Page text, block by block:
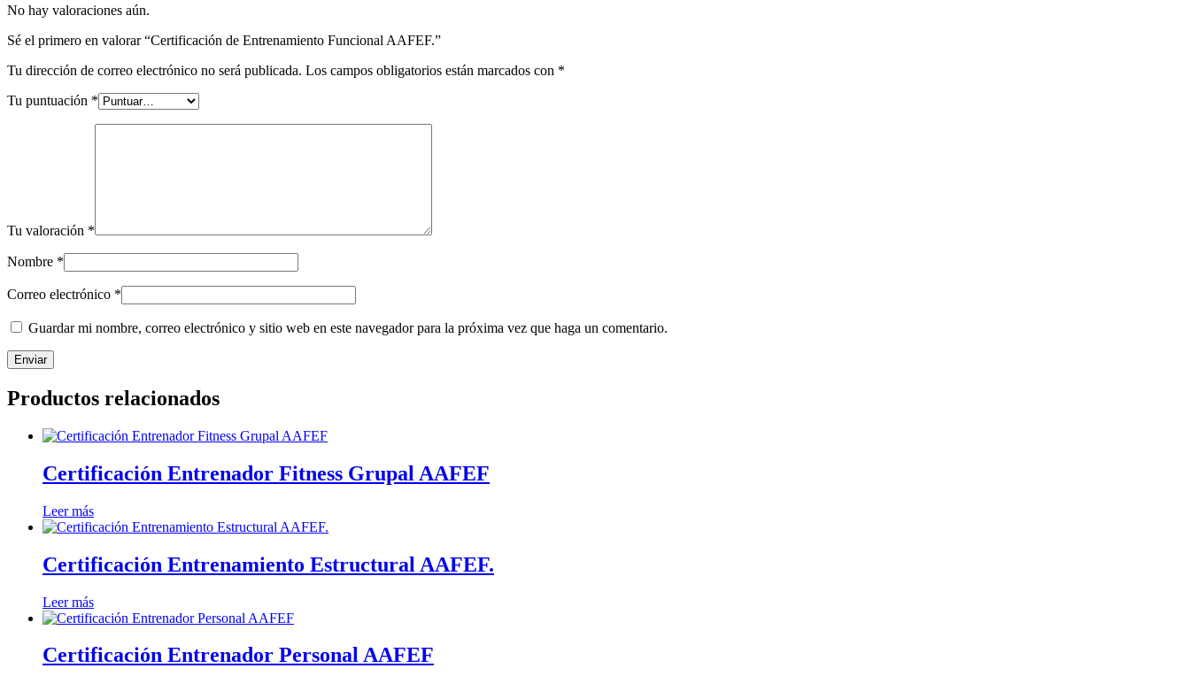
No hay valoraciones aún.
Sé el primero en valorar “Certificación de Entrenamiento Funcional AAFEF.”
Tu dirección de correo electrónico no será publicada. Los campos obligatorios están marcados con *
Tu puntuación *
Tu valoración *
Nombre *
Correo electrónico *
Guardar mi nombre, correo electrónico y sitio web en este navegador para la próxima vez que haga un comentario.
Productos relacionados
Certificación Entrenador Fitness Grupal AAFEF
Leer más
Certificación Entrenamiento Estructural AAFEF.
Leer más
Certificación Entrenador Personal AAFEF